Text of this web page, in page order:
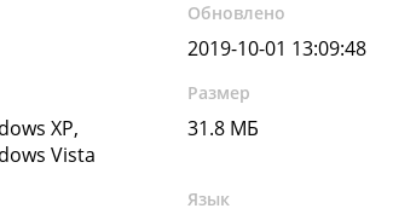
Обновлено
2019-10-01 13:09:48
XP,
Vista
Размер
31.8 МБ
Язык